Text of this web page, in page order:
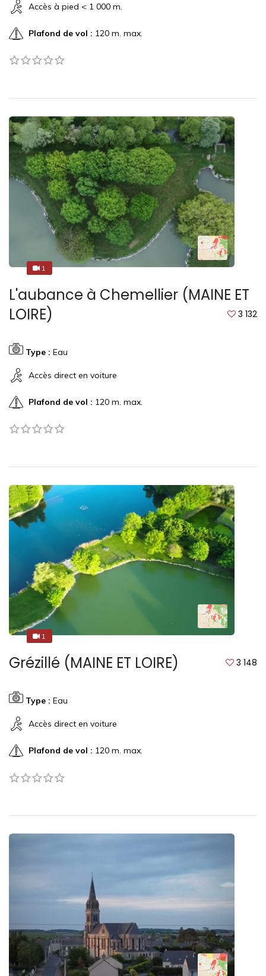
Accès à pied < 1 000 m.
Plafond de vol : 120 m. max.
11
L'aubance à Chemellier (MAINE ET
LOIRE)
3 132
Type : Eau
Accès direct en voiture
Plafond de vol : 120 m. max.
1
1
Grézillé (MAINE ET LOIRE) 3 148
Type : Eau
Accès direct en voiture
Plafond de vol : 120 m. max.